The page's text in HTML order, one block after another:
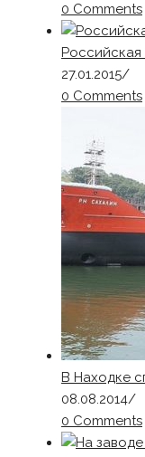
0 Comments
27.01.2015/
0 Comments
В Находке
08.08.2014/
0 Comments